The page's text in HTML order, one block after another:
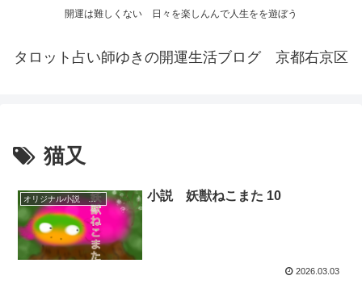
開運は難しくない 日々を楽しんんで人生をを遊ぼう
タロット占い師ゆきの開運生活ブログ 京都右京区
猫又
オリジナル小説 エッセイ 小説 妖獣ねこまた 10
2026.03.03